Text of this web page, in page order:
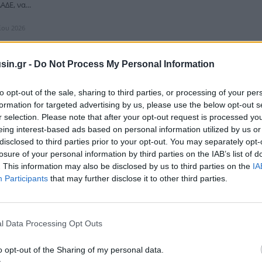
- Do Not Process My Personal Information
opt-out of the sale, sharing to third parties, or processing of your
for targeted advertising by us, please use the below opt-out
selection. Please note that after your opt-out request is processed
interest-based ads based on personal information utilized by us
to third parties prior to your opt-out. You may separately
of your personal information by third parties on the IAB’s list of
This information may also be disclosed by us to third parties on the
Participants that may further disclose it to other third parties.
Data Processing Opt Outs
opt-out of the Sharing of my personal data.
να...
2026
41.993 προϊόντα ‘μαιμού’ και
πρόστιμα συνολικού ύψους 224.500 ευρώ
Ελέγχου της Αγοράς (ΔΙ.Μ.Ε.Α.) της Ανεξάρτητης Αρχής Ελέγχου
Καταναλωτή ανακοίνωσε ότι χθες, 5 Μαρτίου, σε ταυτόχρονους
2026
πλήγματα στο λαθρεμπόριο το β΄εξάμηνο
κατά του λαθρεμπορίου και της φοροδιαφυγής σημείωσαν οι